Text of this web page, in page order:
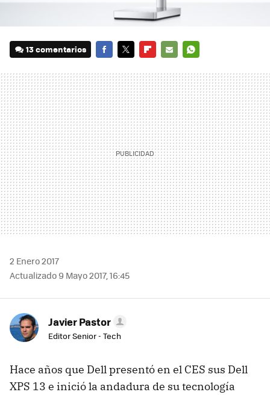
13 comentarios
MAIL
2 Enero 2017
Actualizado 9 Mayo 2017, 16:45
Javier Pastor
Editor Senior - Tech
Hace años que Dell presentó en el CES sus Dell
XPS 13 e inició la andadura de su tecnología